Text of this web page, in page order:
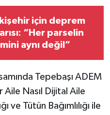
için deprem
“Her parselin
aynı değil”
Tepebaşı ADEM
Nasıl Dijital Aile
ve Tütün Bağımlılığı ile